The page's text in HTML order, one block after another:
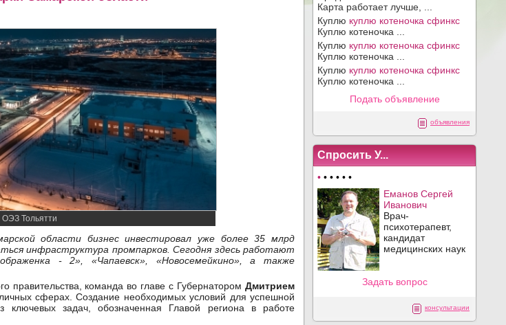
ОЭЗ Тольятти
области бизнес инвестировал уже более 35 млрд
инфраструктура промпарков. Сегодня здесь работают
- 2», «Чапаевск», «Новосемейкино», а также
правительства, команда во главе с Губернатором Дмитрием
сферах. Создание необходимых условий для успешной
ключевых задач, обозначенная Главой региона в работе
Карта работает лучше, ...
Куплю куплю котеночка сфинкс
Куплю котеночка ...
Куплю куплю котеночка сфинкс
Куплю котеночка ...
Куплю куплю котеночка сфинкс
Куплю котеночка ...
Подать объявление
объявления
Спросить У...
• • • • • •
Еманов Сергей
Иванович
Врач-
психотерапевт,
кандидат
медицинских наук
Задать вопрос
консультации